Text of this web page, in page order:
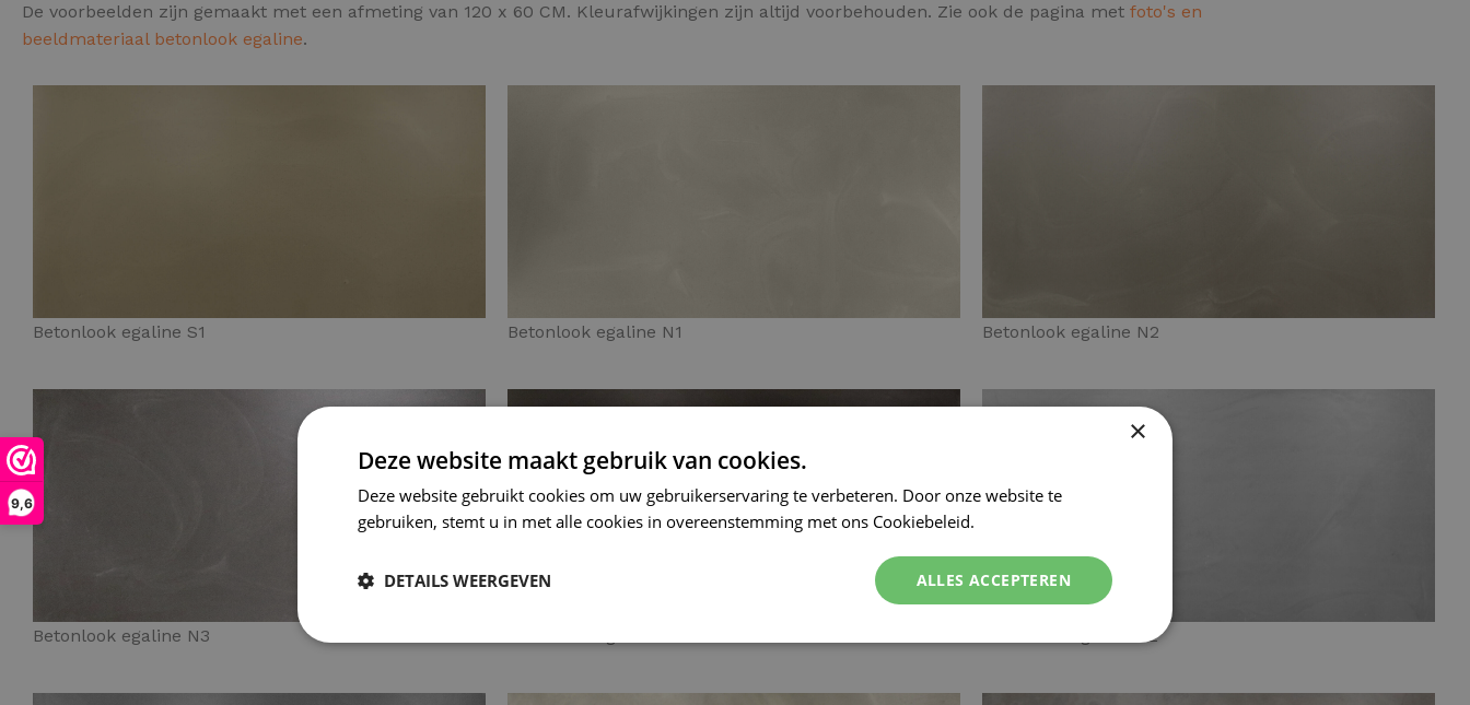
9,6
De voorbeelden zijn gemaakt met een afmeting van 120 x 60 CM. Kleurafwijkingen zijn altijd voorbehouden. Zie ook de pagina met foto's en
beeldmateriaal betonlook egaline.
Betonlook egaline S1 Betonlook egaline N1 Betonlook egaline N2
Betonlook egaline N3 Betonlook egaline G2
×
Deze website maakt gebruik van cookies.
Deze website gebruikt cookies om uw gebruikerservaring te verbeteren. Door onze website te
gebruiken, stemt u in met alle cookies in overeenstemming met ons Cookiebeleid.
ALLES ACCEPTEREN
DETAILS WEERGEVEN